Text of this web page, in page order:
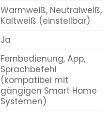
Warmweiß, Neutralweiß,
Kaltweiß (einstellbar)
Ja
Fernbedienung, App,
Sprachbefehl
(kompatibel mit
gängigen Smart Home
Systemen)